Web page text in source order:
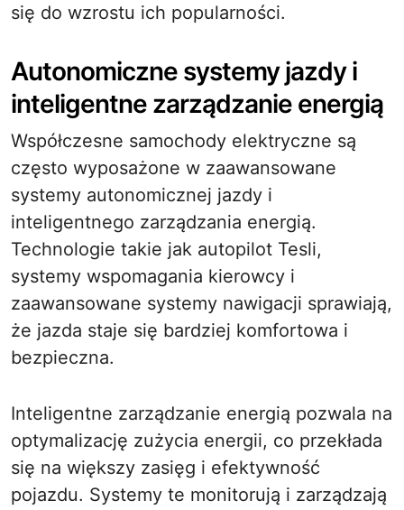
się do wzrostu ich popularności.
Autonomiczne systemy jazdy i
inteligentne zarządzanie energią
Współczesne samochody elektryczne są
często wyposażone w zaawansowane
systemy autonomicznej jazdy i
inteligentnego zarządzania energią.
Technologie takie jak autopilot Tesli,
systemy wspomagania kierowcy i
zaawansowane systemy nawigacji sprawiają,
że jazda staje się bardziej komfortowa i
bezpieczna.
Inteligentne zarządzanie energią pozwala na
optymalizację zużycia energii, co przekłada
się na większy zasięg i efektywność
pojazdu. Systemy te monitorują i zarządzają